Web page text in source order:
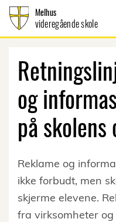
Melhus
videregående skole
og
på skolens
Reklame og
ikke forbudt, men
skjerme elevene.
fra virksomheter